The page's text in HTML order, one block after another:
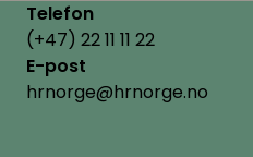
Telefon
(+47) 22 11 11 22
E-post
hrnorge@hrnorge.no